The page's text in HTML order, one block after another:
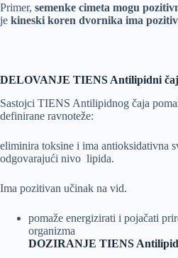
Primer, semenke cimeta mogu
je kineski koren dvornika ima
DELOVANJE TIENS Antilipidni
Sastojci TIENS Antilipidnog čaja
definirane ravnoteže:
eliminira toksine i ima antioksidativna
odgovarajući nivo lipida.
Ima pozitivan učinak na vid.
pomaže energizirati i pojačati
organizma
DOZIRANJE TIENS